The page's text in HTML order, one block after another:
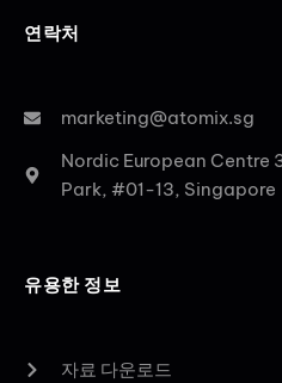
연락처
marketing@atomix.sg
Nordic European Centre
Park, #01-13, Singapore
유용한 정보
자료 다운로드